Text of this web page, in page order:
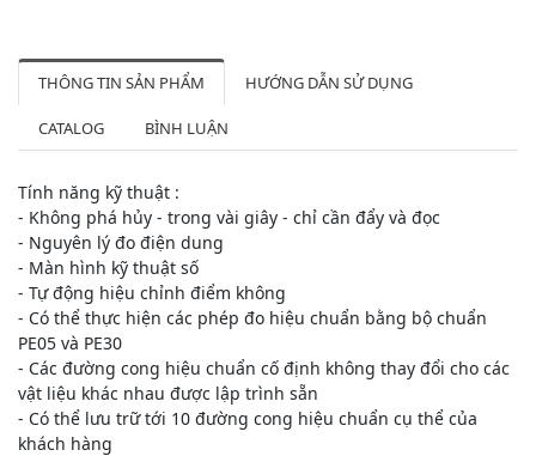
THÔNG TIN SẢN PHẨM HƯỚNG DẪN SỬ DỤNG
CATALOG BÌNH LUẬN
Tính năng kỹ thuật :
- Không phá hủy - trong vài giây - chỉ cần đẩy và đọc
- Nguyên lý đo điện dung
- Màn hình kỹ thuật số
- Tự động hiệu chỉnh điểm không
- Có thể thực hiện các phép đo hiệu chuẩn bằng bộ chuẩn
PE05 và PE30
- Các đường cong hiệu chuẩn cố định không thay đổi cho các
vật liệu khác nhau được lập trình sẵn
- Có thể lưu trữ tới 10 đường cong hiệu chuẩn cụ thể của
khách hàng